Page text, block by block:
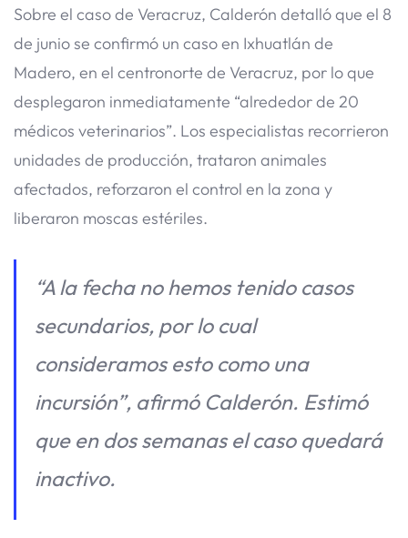
Sobre el caso de Veracruz, Calderón detalló que el 8
de junio se confirmó un caso en Ixhuatlán de
Madero, en el centronorte de Veracruz, por lo que
desplegaron inmediatamente “alrededor de 20
médicos veterinarios”. Los especialistas recorrieron
unidades de producción, trataron animales
afectados, reforzaron el control en la zona y
liberaron moscas estériles.
“A la fecha no hemos tenido casos
secundarios, por lo cual
consideramos esto como una
incursión”, afirmó Calderón. Estimó
que en dos semanas el caso quedará
inactivo.